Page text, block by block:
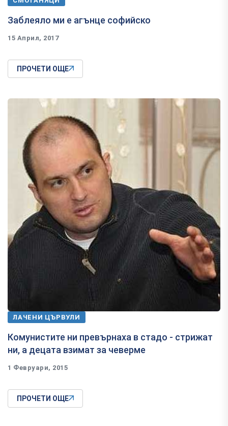
Заблеяло ми е агънце софийско
15 Април, 2017
ПРОЧЕТИ ОЩЕ
ЛАЧЕНИ ЦЪРВУЛИ
​Комунистите ни превърнаха в стадо - стрижат
ни, а децата взимат за чеверме
1 Февруари, 2015
ПРОЧЕТИ ОЩЕ